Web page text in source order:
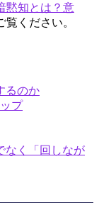
黙知とは？意
覧ください。
るのか
プ
なく「回しなが